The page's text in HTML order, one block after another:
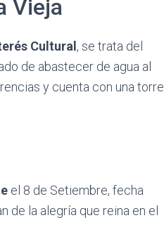
Vieja
Cultural , se trata del
de abastecer de agua al
y cuenta con una torre
el 8 de Setiembre, fecha
de la alegría que reina en el